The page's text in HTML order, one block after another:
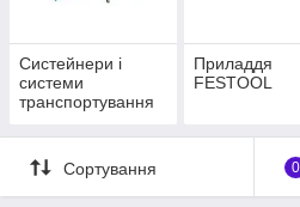
Систейнери і
системи
транспортування
Приладдя
FESTOOL
Сортування 0